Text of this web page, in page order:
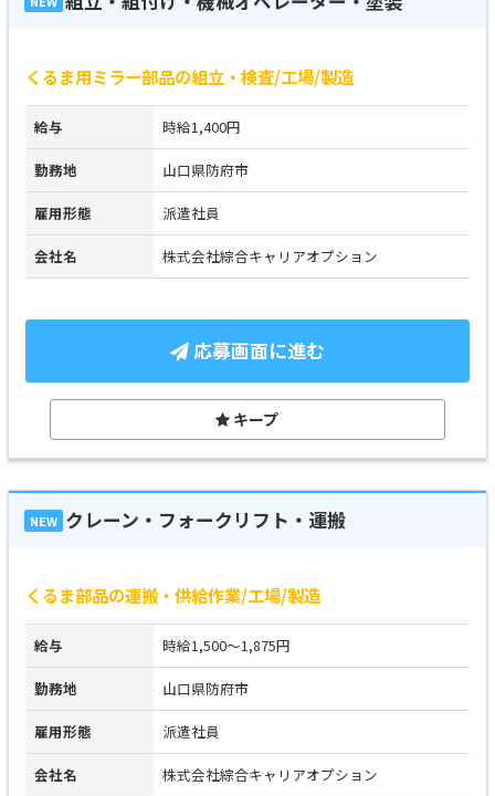
くるま用ミラー部品の組立・検査/工場/製造
給与 時給1,400円
勤務地 山口県防府市
雇用形態 派遣社員
会社名 株式会社綜合キャリアオプション
応募画面に進む
キープ
NEW クレーン・フォークリフト・運搬
くるま部品の運搬・供給作業/工場/製造
給与 時給1,500～1,875円
勤務地 山口県防府市
雇用形態 派遣社員
会社名 株式会社綜合キャリアオプション